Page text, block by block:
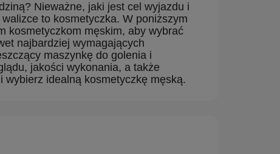
Nieważne, jaki jest cel wyjazdu i
to kosmetyczka. W poniższym
kosmetyczkom męskim, aby wybrać
najbardziej wymagających
maszynkę do golenia i
jakości wykonania, a także
idealną kosmetyczkę męską.